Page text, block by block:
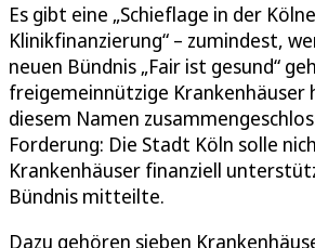
Es gibt eine „Schieflage in der
Klinikfinanzierung“ – zumindest,
neuen Bündnis „Fair ist gesund“
freigemeinnützige Krankenhäuser
diesem Namen
Forderung: Die Stadt Köln solle
Krankenhäuser finanziell
Bündnis mitteilte.
Dazu gehören sieben